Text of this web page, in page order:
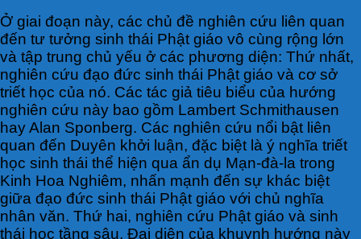
Ở giai đoạn này, các chủ đề nghiên cứu liên quan
đến tư tưởng sinh thái Phật giáo vô cùng rộng lớn
và tập trung chủ yếu ở các phương diện: Thứ nhất,
nghiên cứu đạo đức sinh thái Phật giáo và cơ sở
triết học của nó. Các tác giả tiêu biểu của hướng
nghiên cứu này bao gồm Lambert Schmithausen
hay Alan Sponberg. Các nghiên cứu nổi bật liên
quan đến Duyên khởi luận, đặc biệt là ý nghĩa triết
học sinh thái thể hiện qua ẩn dụ Mạn-đà-la trong
Kinh Hoa Nghiêm, nhấn mạnh đến sự khác biệt
giữa đạo đức sinh thái Phật giáo với chủ nghĩa
nhân văn. Thứ hai, nghiên cứu Phật giáo và sinh
thái học tầng sâu. Đại diện của khuynh hướng này